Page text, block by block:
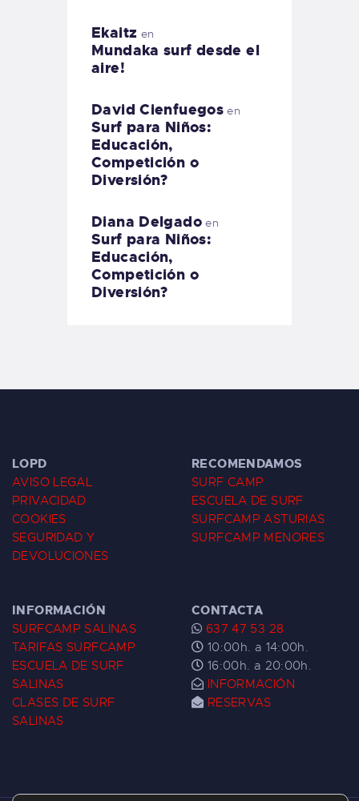
Ekaitz en
Mundaka surf desde el
aire!
David Cienfuegos en
Surf para Niños:
Educación,
Competición o
Diversión?
Diana Delgadoen
Surf para Niños:
Educación,
Competición o
Diversión?
LOPD
AVISO LEGAL
PRIVACIDAD
COOKIES
SEGURIDAD Y
DEVOLUCIONES
RECOMENDAMOS
SURF CAMP
ESCUELA DE SURF
SURFCAMP ASTURIAS
SURFCAMP MENORES
INFORMACIÓN
SURFCAMP SALINAS
TARIFAS SURFCAMP
ESCUELA DE SURF
SALINAS
CLASES DE SURF
SALINAS
CONTACTA
637 47 53 28
10:00h. a 14:00h.
16:00h. a 20:00h.
INFORMACIÓN
RESERVAS